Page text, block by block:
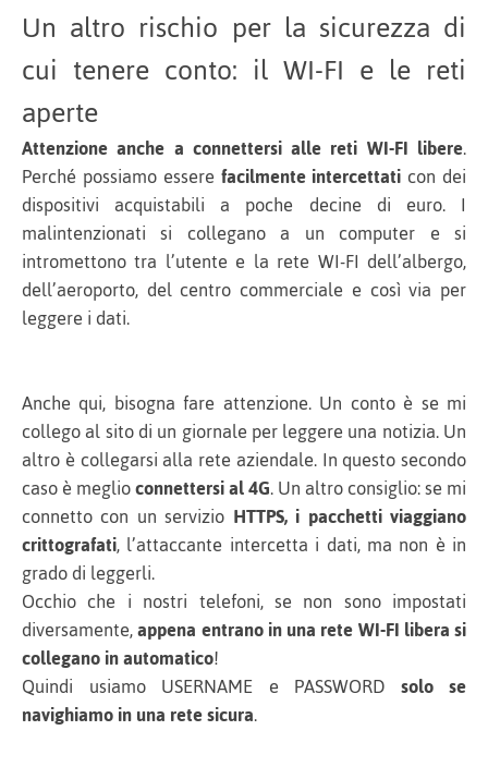
Un altro rischio per la sicurezza di
cui tenere conto: il WI-FI e le reti
aperte
Attenzione anche a connettersi alle reti WI-FI libere.
Perché possiamo essere facilmente intercettaticon dei
dispositivi acquistabili a poche decine di euro. I
malintenzionati si collegano a un computer e si
intromettono tra l’utente e la rete WI-FI dell’albergo,
dell’aeroporto, del centro commerciale e così via per
leggere i dati.
Anche qui, bisogna fare attenzione. Un conto è se mi
collego al sito di un giornale per leggere una notizia. Un
altro è collegarsi alla rete aziendale. In questo secondo
caso è meglioconnettersi al 4G. Un altro consiglio: se mi
connetto con un servizio HTTPS, i pacchetti viaggiano
crittografati, l’attaccante intercetta i dati, ma non è in
grado di leggerli.
Occhio che i nostri telefoni, se non sono impostati
diversamente,appena entrano in una rete WI-FI libera si
collegano in automatico!
Quindi usiamo USERNAME e PASSWORD solo se
navighiamo in una rete sicura.